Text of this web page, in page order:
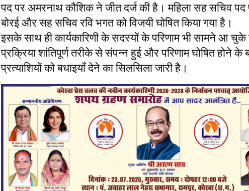
पद पर अमरनाथ कौशिक ने जीत दर्ज की है। महिला सह सचिव पद
बोरई और सह सचिव रवि भगत को विजयी घोषित किया गया है।
इसके साथ ही कार्यकारिणी के सदस्यों के परिणाम भी सामने आ
प्रक्रिया शांतिपूर्ण तरीके से संपन्न हुई और परिणाम घोषित होने के
प्रत्याशियों को बधाइयाँ देने का सिलसिला जारी है।